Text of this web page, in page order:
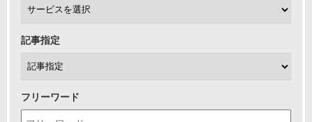
記事指定
フリーワード